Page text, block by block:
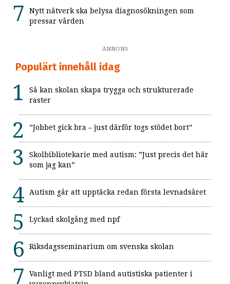
Nytt nätverk ska belysa diagnosökningen som
pressar vården
ANNONS
Populärt innehåll idag
Så kan skolan skapa trygga och strukturerade
raster
”Jobbet gick bra – just därför togs stödet bort”
Skolbibliotekarie med autism: ”Just precis det här
som jag kan”
Autism går att upptäcka redan första levnadsåret
Lyckad skolgång med npf
Riksdagsseminarium om svenska skolan
Vanligt med PTSD bland autistiska patienter i